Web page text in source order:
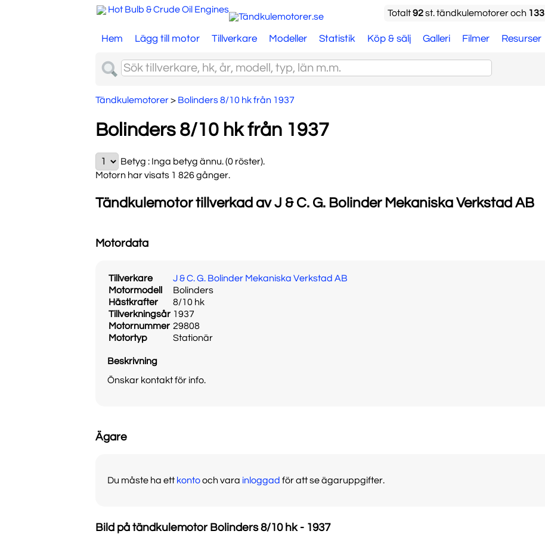
Totalt92st. tändkulemotorer och 133
Hot Bulb & Crude Oil Engines
Hem Lägg till motor Tillverkare Modeller Statistik Köp & sälj Galleri Filmer Resurser
Tändkulemotorer> Bolinders 8/10 hk från 1937
Bolinders 8/10 hk från 1937
Betyg : Inga betyg ännu. (0 röster).
Motorn har visats 1 826 gånger.
Tändkulemotor tillverkad av J & C. G. Bolinder Mekaniska Verkstad AB
Motordata
Tillverkare
J & C. G. Bolinder Mekaniska Verkstad AB
Motormodell
Bolinders
Hästkrafter
8/10 hk
Tillverkningsår 1937
Motornummer 29808
Motortyp
Stationär
Beskrivning
Önskar kontakt för info.
Ägare
Du måste ha ett kontooch vara inloggad för att se ägaruppgifter.
Bild på tändkulemotor Bolinders 8/10 hk - 1937